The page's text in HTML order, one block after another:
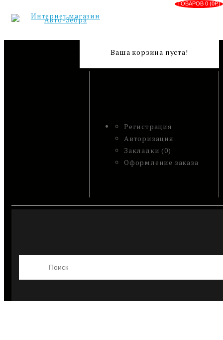
ТОВАРОВ 0 (0Р.)
Ваша корзина пуста!
Регистрация
Авторизация
Закладки (0)
Оформление заказа